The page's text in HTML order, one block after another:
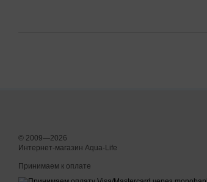
© 2009—2026
Интернет-магазин Aqua-Life
Принимаем к оплате